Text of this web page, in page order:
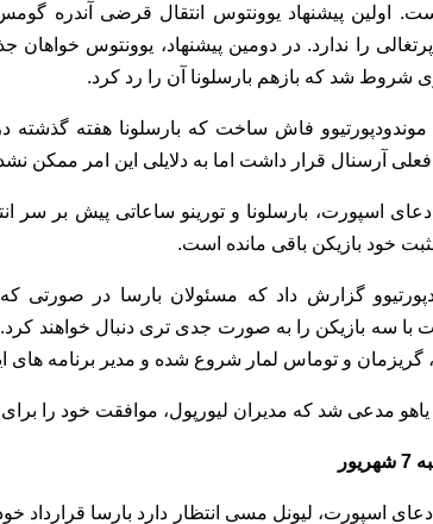
اولین پیشنهاد یوونتوس انتقال قرضی آندره
را ندارد. در دومین پیشنهاد، یوونتوس
شروط شد که بازهم بارسلونا آن را رد کرد.
موندودپورتیوو فاش ساخت که بارسلونا هفته
آرسنال قرار داشت اما به دلایلی این امر ممکن
اسپورت، بارسلونا و تورینو ساعاتی پیش بر سر
خود بازیکن باقی مانده است.
گزارش داد که مسئولان بارسا در صورتی
با سه بازیکن را به صورت جدی تری دنبال خواهند
گریزمان و توماس لمار شروع شده و مدیر برنامه های
مدعی شد که مدیران لیورپول، موافقت خود را برای
اسپورت، لیونل مسی انتظار دارد بارسا قرارداد